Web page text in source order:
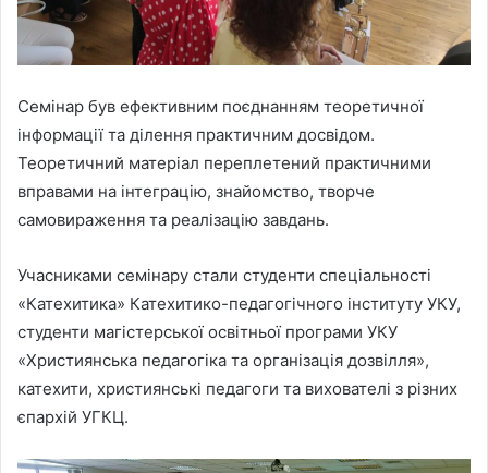
Семінар був ефективним поєднанням теоретичної
інформації та ділення практичним досвідом.
Теоретичний матеріал переплетений практичними
вправами на інтеграцію, знайомство, творче
самовираження та реалізацію завдань.
Учасниками семінару стали студенти спеціальності
«Катехитика» Катехитико-педагогічного інституту УКУ,
студенти магістерської освітньої програми УКУ
«Християнська педагогіка та організація дозвілля»,
катехити, християнські педагоги та вихователі з різних
єпархій УГКЦ.